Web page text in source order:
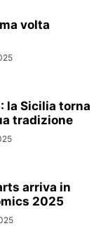
volta
la Sicilia torna
tradizione
arriva in
2025